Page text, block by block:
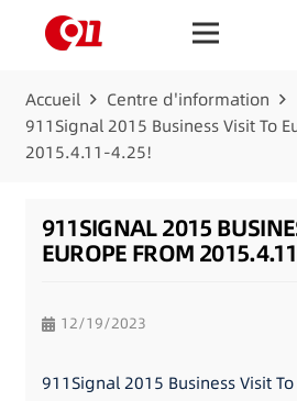
Accueil
Centre d'information
911Signal 2015 Business Visit To
2015.4.11-4.25!
911SIGNAL 2015
EUROPE FROM
12/19/2023
911Signal 2015 Business Visit